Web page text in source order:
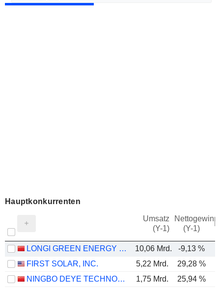
Hauptkonkurrenten
Umsatz
(Y-1)
Nettogewinn
(Y-1)
LONGI GREEN ENERGY TECHNOLOGY CO., LTD. 10,06 Mrd. -9,13 %
FIRST SOLAR, INC.
5,22 Mrd. 29,28 %
NINGBO DEYE TECHNOLOGY GROUP CO., LTD.
1,75 Mrd. 25,94 %